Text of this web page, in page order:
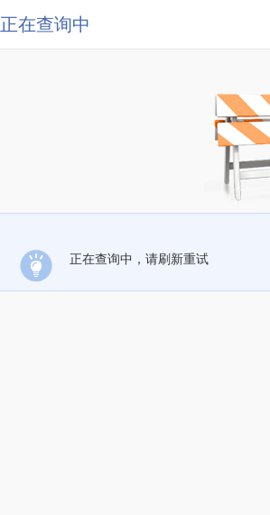
正在查询中
正在查询中，请刷新重试